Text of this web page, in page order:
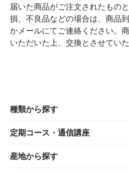
届いた商品がご注文されたもの
損、不良品などの場合は、商品
かメールにてご連絡ください。
いただいた上、交換とさせていた
種類から探す
定期コース・通信講座
産地から探す